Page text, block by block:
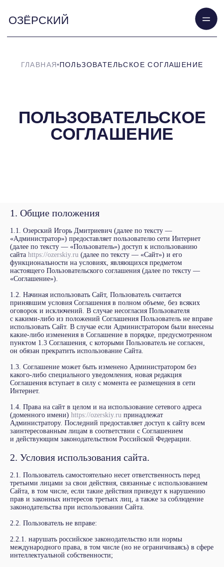
ОЗЁРСКИЙ
1. Общие положения
1.1. Озерский Игорь Дмитриевич (далее по тексту —
«Администратор») предоставляет пользователю сети Интернет
(далее по тексту — «Пользователь») доступ к использованию
сайта https://ozerskiy.ru (далее по тексту — «Сайт») и его
функциональности на условиях, являющихся предметом
настоящего Пользовательского соглашения (далее по тексту —
«Соглашение»).
1.2. Начиная использовать Сайт, Пользователь считается
принявшим условия Соглашения в полном объеме, без всяких
оговорок и исключений. В случае несогласия Пользователя
с какими-либо из положений Соглашения Пользователь не вправе
использовать Сайт. В случае если Администратором были внесены
какие-либо изменения в Соглашение в порядке, предусмотренном
пунктом 1.3 Соглашения, с которыми Пользователь не согласен,
он обязан прекратить использование Сайта.
1.3. Соглашение может быть изменено Администратором без
какого-либо специального уведомления, новая редакция
Соглашения вступает в силу с момента ее размещения в сети
Интернет.
1.4. Права на сайт в целом и на использование сетевого адреса
(доменного имени) https://ozerskiy.ru принадлежат
Администратору. Последний предоставляет доступ к сайту всем
заинтересованным лицам в соответствии с Соглашением
и действующим законодательством Российской Федерации.
2. Условия использования сайта.
2.1. Пользователь самостоятельно несет ответственность перед
третьими лицами за свои действия, связанные с использованием
Сайта, в том числе, если такие действия приведут к нарушению
прав и законных интересов третьих лиц, а также за соблюдение
законодательства при использовании Сайта.
2.2. Пользователь не вправе:
2.2.1. нарушать российское законодательство или нормы
международного права, в том числе (но не ограничиваясь) в сфере
интеллектуальной собственности;